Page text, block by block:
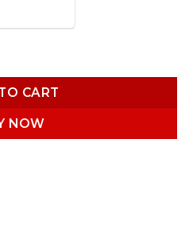
| Design 008 quantity
CART
NOW